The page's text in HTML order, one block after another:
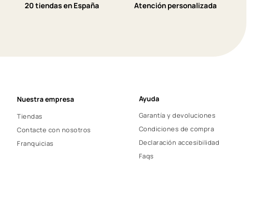
20 tiendas en España Atención personalizada
Nuestra empresa
Tiendas
Contacte con nosotros
Franquicias
Ayuda
Garantía y devoluciones
Condiciones de compra
Declaración accesibilidad
Faqs